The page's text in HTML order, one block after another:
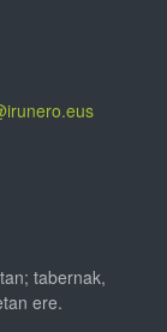
tabernak,
ere.